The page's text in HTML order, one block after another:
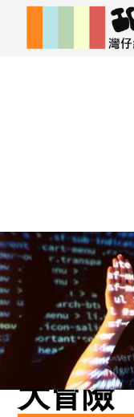
童非凡
大冒險